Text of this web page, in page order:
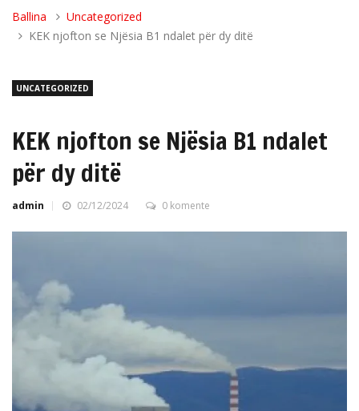
Ballina
Uncategorized
KEK njofton se Njësia B1 ndalet për dy ditë
UNCATEGORIZED
KEK njofton se Njësia B1 ndalet
për dy ditë
admin 02/12/2024 0 komente